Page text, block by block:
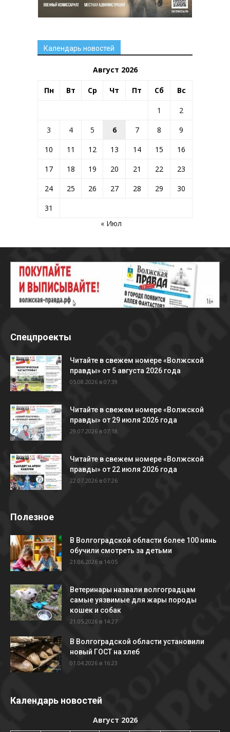
Календарь новостей
Август 2026
Пн Вт Ср Чт Пт Сб Вс
1
2
3
4 5 6 7 8
9
10
11 12 13 14 15
16
17
18 19 20 21 22
23
24
25 26 27 28 29
30
31
« Июл
Спецпроекты
Читайте в свежем номере «Волжской
правды» от 5 августа 2026 года
05.08.2026 в 07:39
Читайте в свежем номере «Волжской
правды» от 29 июля 2026 года
29.07.2026 в 07:18
Читайте в свежем номере «Волжской
правды» от 22 июля 2026 года
22.07.2026 в 07:26
Полезное
В Волгоградской области более 100 нянь
обучили смотреть за детьми
21.06.2026 в 14:05
Ветеринары назвали волгоградцам
самые уязвимые для жары породы
кошек и собак
21.05.2026 в 14:27
В Волгоградской области установили
новый ГОСТ на хлеб
01.04.2026 в 16:23
Календарь новостей
Август 2026